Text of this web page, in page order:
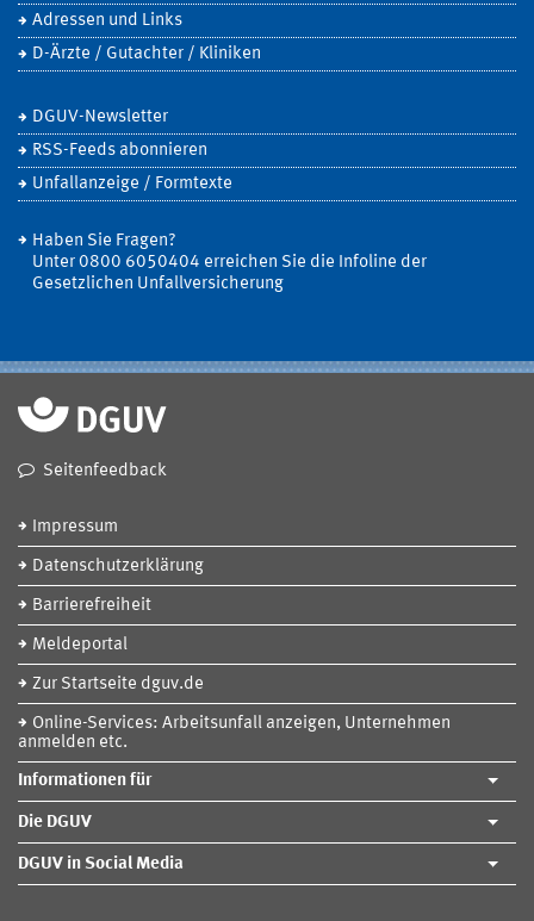
Adressen und Links
D-Ärzte / Gutachter / Kliniken
DGUV-Newsletter
RSS-Feeds abonnieren
Unfallanzeige / Formtexte
Haben Sie Fragen?
Unter 0800 6050404 erreichen Sie die Infoline der
Gesetzlichen Unfallversicherung
Seitenfeedback
Impressum
Datenschutzerklärung
Barrierefreiheit
Meldeportal
Zur Startseite dguv.de
Online-Services: Arbeitsunfall anzeigen, Unternehmen
anmelden etc.
Informationen für
Die DGUV
DGUV in Social Media